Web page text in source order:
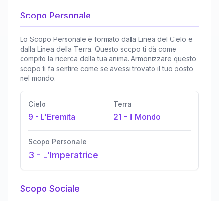
Scopo Personale
Lo Scopo Personale è formato dalla Linea del Cielo e
dalla Linea della Terra. Questo scopo ti dà come
compito la ricerca della tua anima. Armonizzare questo
scopo ti fa sentire come se avessi trovato il tuo posto
nel mondo.
Cielo
9 - L'Eremita
Terra
21 - Il Mondo
Scopo Personale
3 - L'Imperatrice
Scopo Sociale